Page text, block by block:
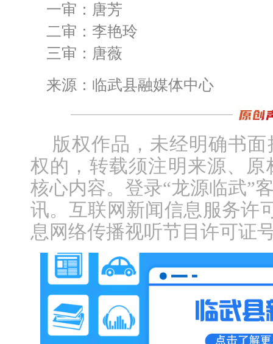
一审：唐芳
二审：李艳玲
三审：唐薇
来源：临武县融媒体中心
版权作品，未经明确书
权的，转载须注明来源、
核心内容。登录“龙源临武”
讯。互联网新闻信息服务许
息网络传播视听节目许可证